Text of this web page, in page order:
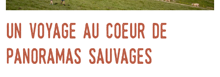
Un voyage au cœeur de
panoramas sauvages